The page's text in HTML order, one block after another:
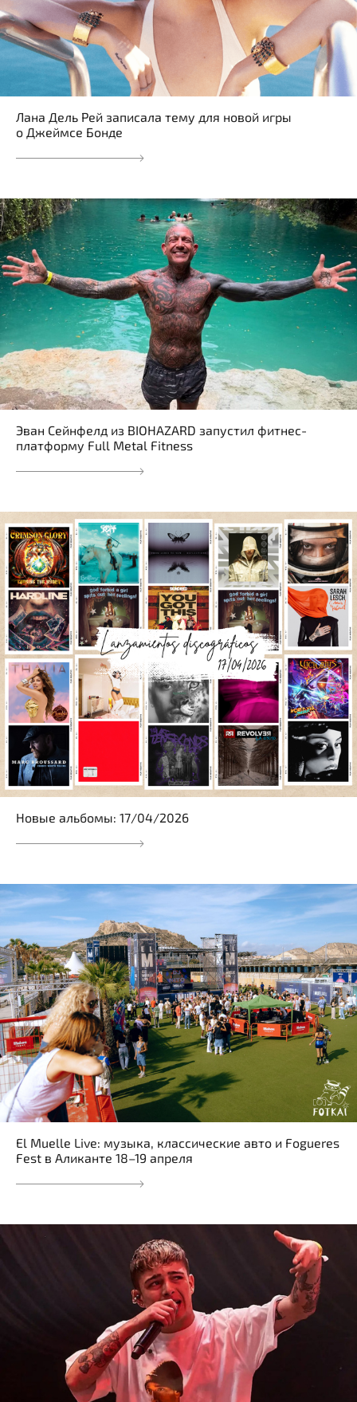
Лана Дель Рей записала тему для новой игры
о Джеймсе Бонде
Эван Сейнфелд из BIOHAZARD запустил фитнес-
платформу Full Metal Fitness
Новые альбомы: 17/04/2026
El Muelle Live: музыка, классические авто и Fogueres
Fest в Аликанте 18–19 апреля